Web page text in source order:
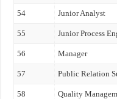
54 Junior Analyst
55 Junior Process
56 Manager
57 Public Relation
58 Quality